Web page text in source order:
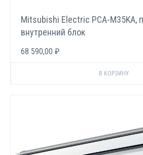
Mitsubishi Electric PCA-M35KA,
внутренний блок
68 590,00 ₽